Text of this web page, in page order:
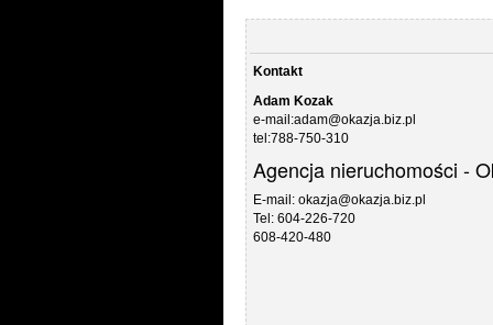
Kontakt
Adam Kozak
e-mail:adam@okazja.biz.pl
tel:788-750-310
Agencja nieruchomości -
E-mail: okazja@okazja.biz.pl
Tel: 604-226-720
608-420-480